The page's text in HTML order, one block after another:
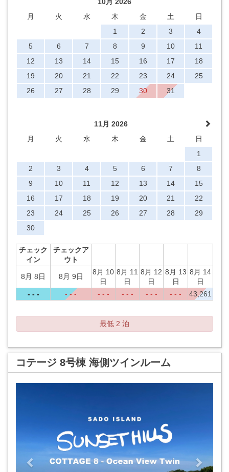
月
火 水 木 金 土
日
1
2 3
4
5
6 7 8 9 10
11
12
13 14 15 16 17
18
19
20 21 22 23 24
25
26
27 28 29 30 31
11月 2026
月
火 水 木 金 土
日
1
2
3 4 5 6 7
8
9
10 11 12 13 14
15
16
17 18 19 20 21
22
23
24 25 26 27 28
29
30
チェック
イン
チェックア
ウト
8月 8日 8月 9日
8月 10
日
8月 11
日
8月 12
日
8月 13
日
8月 14
日
- - -
- - - - - - - - - - - - - - - 43,261
最低 2 泊
コテージ 8号棟 海側ツインルーム